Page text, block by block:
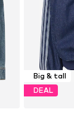
Big & tall
DEAL